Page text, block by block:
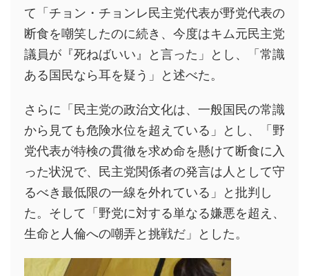
て「チョン・チョンレ民主党代表が野党代表の
断食を嘲笑したのに続き、今度はキム元民主党
議員が『死ねばいい』と言った」とし、「常識
ある国民なら耳を疑う」と述べた。
さらに「民主党の政治文化は、一般国民の常識
から見ても危険水位を超えている」とし、「野
党代表が特検の貫徹を求め命を懸けて断食に入
った状況で、民主党関係者の発言は人として守
るべき最低限の一線を外れている」と批判し
た。そして「野党に対する単なる嫌悪を超え、
生命と人倫への嘲弄と挑戦だ」とした。